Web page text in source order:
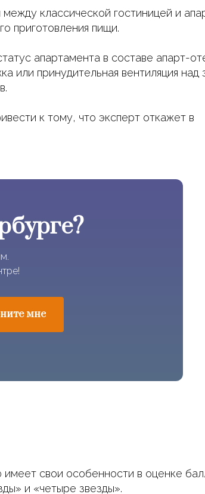
классической гостиницей и
приготовления пищи.
апартамента в составе апарт-
или принудительная вентиляция над
к тому, что эксперт откажет в
мне
свои особенности в оценке
и «четыре звезды».